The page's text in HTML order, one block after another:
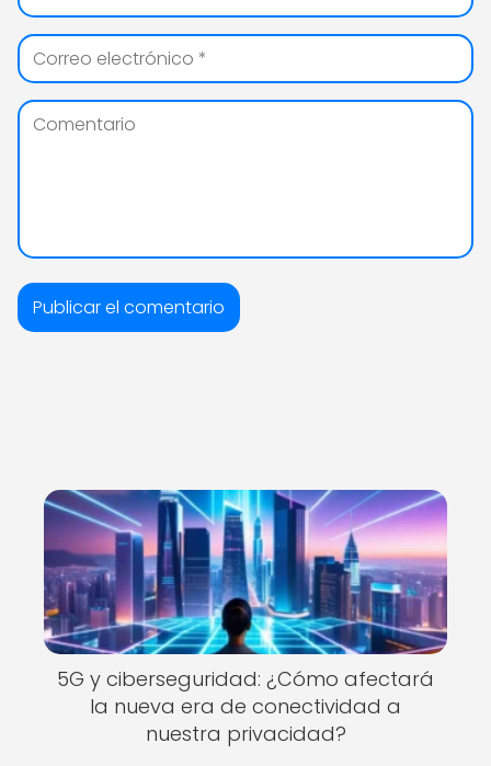
5G y ciberseguridad: ¿Cómo afectará
la nueva era de conectividad a
nuestra privacidad?